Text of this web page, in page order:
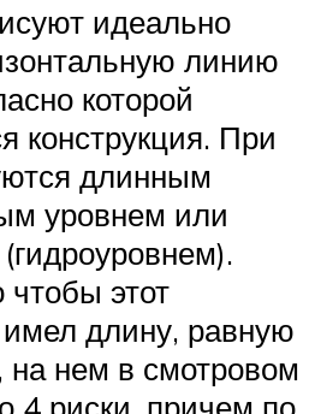
идеально
линию
которой
конструкция. При
длинным
уровнем или
этот
длину, равную
на нем в смотровом